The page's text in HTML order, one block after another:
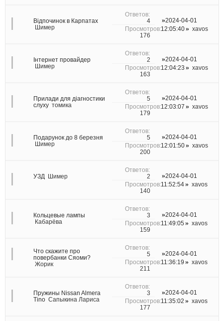
Відпочинок в Карпатах
Шимер
4
176
2024-04-01
12:05:40
xavos
Інтернет провайдер
Шимер
2
163
2024-04-01
12:04:23
xavos
Прилади для діагностики
слуху томика
5
179
2024-04-01
12:03:07
xavos
Подарунок до 8 березня
Шимер
5
200
2024-04-01
12:01:50
xavos
УЗД Шимер 2
140
2024-04-01
11:52:54
xavos
Кольцевые лампы
Кабарёва
3
159
2024-04-01
11:49:05
xavos
Что скажите про
повербанки Сяоми?
Жорик
5
211
2024-04-01
11:36:19
xavos
Пружины Nissan Almera
Tino Сапыкина Лариса
3
177
2024-04-01
11:35:02
xavos